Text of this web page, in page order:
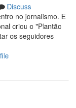
Discuss
no jornalismo. E
criou o "Plantão
os seguidores